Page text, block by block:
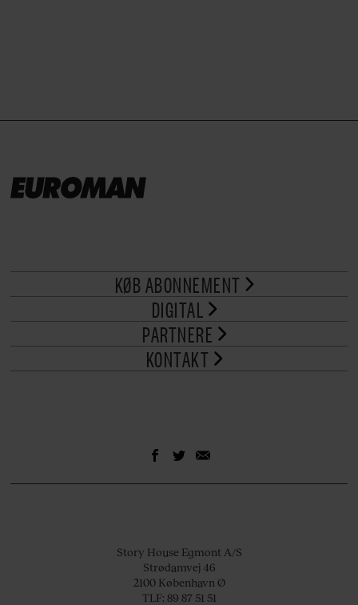
KØB ABONNEMENT
DIGITAL
PARTNERE
KONTAKT
Story House Egmont A/S
Strødamvej 46
2100 København Ø
TLF: 89 87 51 51